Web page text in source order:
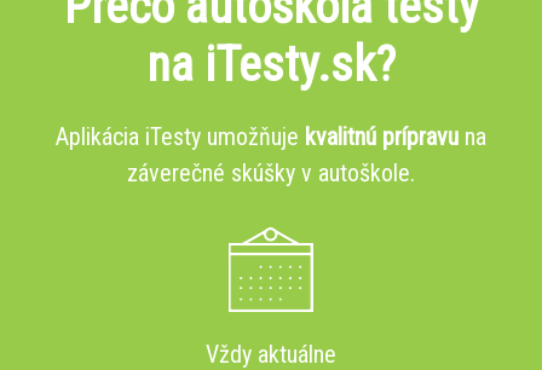
na iTesty.sk?
Aplikácia iTesty umožňuje kvalitnú prípravu na
záverečné skúšky v autoškole.
Vždy aktuálne